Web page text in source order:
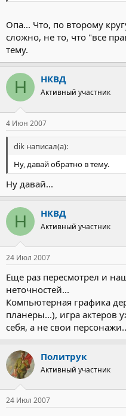
Опа... Что, по второму
сложно, не то, что "все
тему.
Н НКВД
Активный участник
4 Июн 2007
dik написал(а):
Ну, давай обратно в тему.
Ну давай...
Н НКВД
Активный участник
24 Июл 2007
Еще раз пересмотрел и
неточностей...
Компьютерная графика
планеры...), игра актеров
себя, а не свои
Политрук
Активный участник
24 Июл 2007